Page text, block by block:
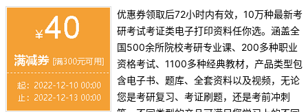
优惠券领取后72小时内有效，10万种最新考
研考试考证类电子打印资料任你选。涵盖全
国500余所院校考研专业课、200多种职业
资格考试、1100多种经典教材，产品类型包
含电子书、题库、全套资料以及视频，无论
您是考研复习、考证刷题，还是考前冲刺